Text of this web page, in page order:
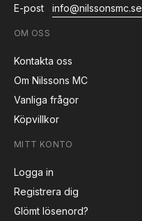
E-post
info@nilssonsmc.se
OM OSS
Kontakta oss
Om Nilssons MC
Vanliga frågor
Köpvillkor
MITT KONTO
Logga in
Registrera dig
Glömt lösenord?